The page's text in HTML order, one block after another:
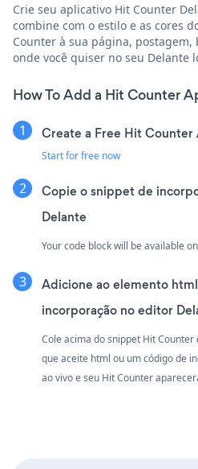
Crie seu aplicativo Hit Counter
combine com o estilo e as cores
Counter à sua página,
onde você quiser no seu Delante
How To Add a Hit Counter
Create a Free Hit Counter
Start for free now
Copie o snippet de
Delante
Your code block will be available
Adicione ao elemento
incorporação no editor
Cole acima do snippet Hit
que aceite html ou um código de
ao vivo e seu Hit Counter